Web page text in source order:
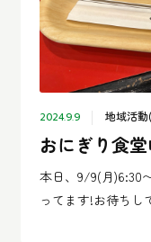
2024.9.9 地域活動
おにぎり食
本日、9/9(月)6:30
ってます!お待ちし